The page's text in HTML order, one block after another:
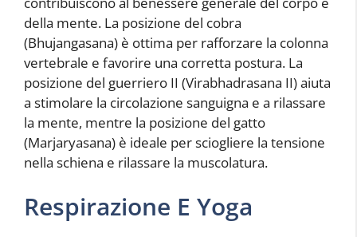
della mente. La posizione del cobra
(Bhujangasana) è ottima per rafforzare la colonna
vertebrale e favorire una corretta postura. La
posizione del guerriero II (Virabhadrasana II) aiuta
a stimolare la circolazione sanguigna e a rilassare
la mente, mentre la posizione del gatto
(Marjaryasana) è ideale per sciogliere la tensione
nella schiena e rilassare la muscolatura.
Respirazione E Yoga